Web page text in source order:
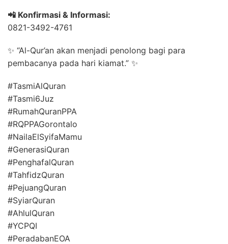
📲 Konfirmasi & Informasi:
0821-3492-4761
✨ “Al-Qur’an akan menjadi penolong bagi para
pembacanya pada hari kiamat.” ✨
#TasmiAlQuran
#Tasmi6Juz
#RumahQuranPPA
#RQPPAGorontalo
#NailaElSyifaMamu
#GenerasiQuran
#PenghafalQuran
#TahfidzQuran
#PejuangQuran
#SyiarQuran
#AhlulQuran
#YCPQI
#PeradabanEOA